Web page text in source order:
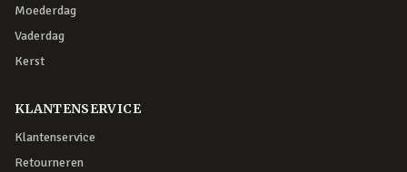
Moederdag
Vaderdag
Kerst
KLANTENSERVICE
Klantenservice
Retourneren